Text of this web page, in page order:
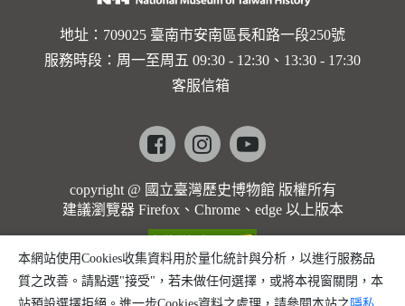
地址：709025 臺南市安南區長和路一段250號
服務時段：周一至周五 09:30 - 12:30、13:30 - 17:30
客服信箱
Facebookinstagramyoutube
copyright @ 國立臺灣歷史博物館 版權所有
建議瀏覽器 Firefox、Chrome、edge 以上版本
本網站使用Cookies收集資料用於量化統計與分析，以進行服務品
質之改善。請點選"接受"，若未做任何選擇，或將本視窗關閉，本
站預設選擇拒絕。進一步Cookies資料之處理，請參閱本站之 隱私